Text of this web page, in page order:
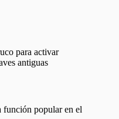
para activar
antiguas
popular en el